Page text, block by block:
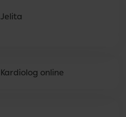
Jelita
Kardiolog online